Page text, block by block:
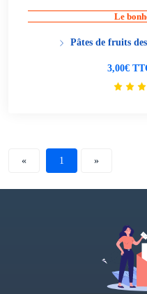
Le
Pâtes de fruits
3,00€
« 1 »